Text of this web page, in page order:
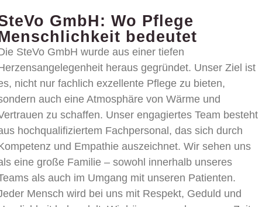
GmbH: Wo Pflege
bedeutet
SteVo GmbH wurde aus einer tiefen
heraus gegründet. Unser Ziel ist
nicht nur fachlich exzellente Pflege zu bieten,
auch eine Atmosphäre von Wärme und
zu schaffen. Unser engagiertes Team besteht
hochqualifiziertem Fachpersonal, das sich durch
und Empathie auszeichnet. Wir sehen uns
eine große Familie – sowohl innerhalb unseres
als auch im Umgang mit unseren Patienten.
Mensch wird bei uns mit Respekt, Geduld und